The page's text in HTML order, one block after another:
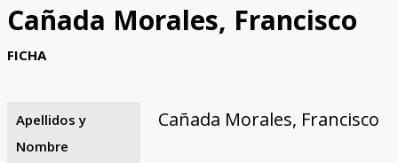
Búsqueda Dinámica
Búsqueda Avanzada
Razones y objetivos
El equipo
Colaboradores
Fuentes documentales
Cañada Morales, Francisco
FICHA
Apellidos y
Nombre
Cañada Morales, Francisco